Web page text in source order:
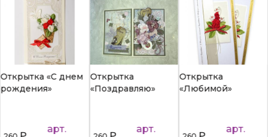
Открытка «С днем
рождения»
арт.
Открытка
«Поздравляю»
арт.
Открытка
«Любимой»
арт.